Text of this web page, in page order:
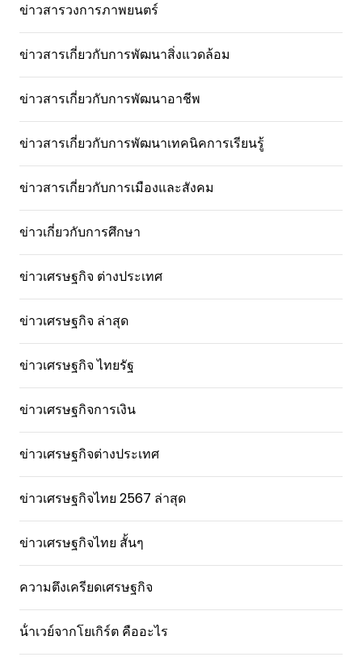
ข่าวสารวงการภาพยนตร์
ข่าวสารเกี่ยวกับการพัฒนาสิ่งแวดล้อม
ข่าวสารเกี่ยวกับการพัฒนาอาชีพ
ข่าวสารเกี่ยวกับการพัฒนาเทคนิคการเรียนรู้
ข่าวสารเกี่ยวกับการเมืองและสังคม
ข่าวเกี่ยวกับการศึกษา
ข่าวเศรษฐกิจ ต่างประเทศ
ข่าวเศรษฐกิจ ล่าสุด
ข่าวเศรษฐกิจ ไทยรัฐ
ข่าวเศรษฐกิจการเงิน
ข่าวเศรษฐกิจต่างประเทศ
ข่าวเศรษฐกิจไทย 2567 ล่าสุด
ข่าวเศรษฐกิจไทย สั้นๆ
ความตึงเครียดเศรษฐกิจ
น้ําเวย์จากโยเกิร์ต คืออะไร